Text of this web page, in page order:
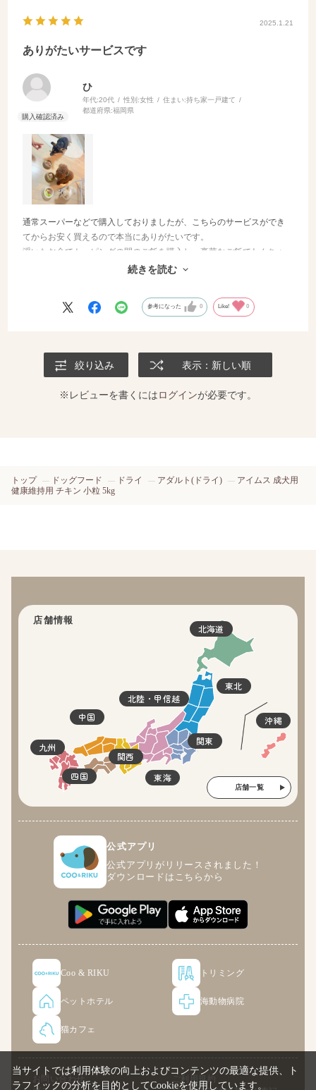
2025.1.21
ありがたいサービスです
ひ
年代:20代 性別:女性 住まい:持ち家一戸建て
都道府県:福岡県
通常スーパーなどで購入しておりましたが、こちらのサービスができ
てからお安く買えるので本当にありがたいです。
浮いたお金でトッピングの間のご飯を購入し、豪華なご飯でわんちゃ
んたちも喜んでくれました♡続きを読む
参考になった 0 Like! 0
絞り込み 表示：新しい順
※レビューを書くにはログインが必要です。
トップ ドッグフード ドライ アダルト(ドライ)
アイムス 成犬用
健康維持用 チキン 小粒 5kg
店舗情報
北海道
東北
関東
北陸・甲信越
東海
関西
四国
中国
九州
沖縄
店舗一覧
公式アプリ
公式アプリがリリースされました！
ダウンロードはこちらから
Coo & RIKU トリミング
ペットホテル 海動物病院
猫カフェ
お問い合わせ
ご利用規約
当サイトでは利用体験の向上およびコンテンツの最適な提供、ト
ラフィックの分析を目的としてCookieを使用しています。